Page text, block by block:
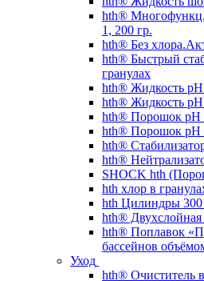
hth® Многофункц.
1, 200 гр.
hth® Без
hth® Быстрый
гранулах
hth® Жидкость
hth® Жидкость
hth® Порошок pH
hth® Порошок pH
hth®
hth®
SHOCK hth
hth хлор в
hth Цилиндры 300
hth® Двухслойная
hth® Поплавок
бассейнов
Уход
hth® Очиститель